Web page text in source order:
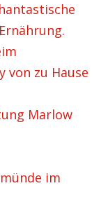
von zu Hause
Marlow
im